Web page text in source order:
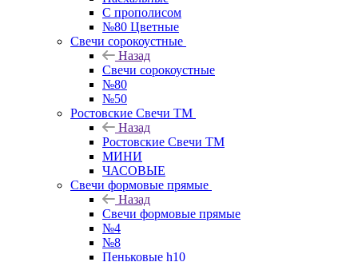
С прополисом
№80 Цветные
Свечи сорокоустные
Назад
Свечи сорокоустные
№80
№50
Ростовские Свечи ТМ
Назад
Ростовские Свечи ТМ
МИНИ
ЧАСОВЫЕ
Свечи формовые прямые
Назад
Свечи формовые прямые
№4
№8
Пеньковые h10